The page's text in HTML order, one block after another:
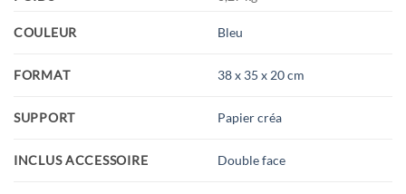
COULEUR Bleu
FORMAT 38 x 35 x 20 cm
SUPPORT Papier créa
INCLUS ACCESSOIRE Double face